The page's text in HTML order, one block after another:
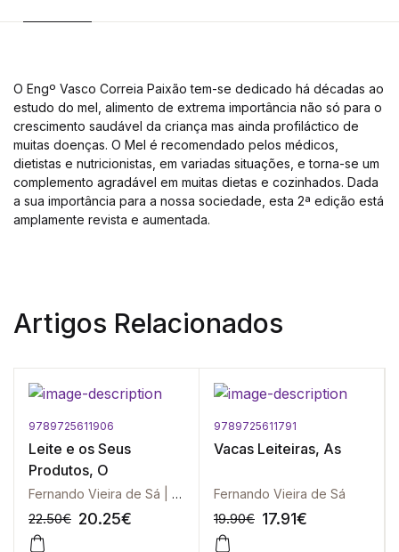
O Engº Vasco Correia Paixão tem-se dedicado há décadas ao
estudo do mel, alimento de extrema importância não só para o
crescimento saudável da criança mas ainda profiláctico de
muitas doenças. O Mel é recomendado pelos médicos,
dietistas e nutricionistas, em variadas situações, e torna-se um
complemento agradável em muitas dietas e cozinhados. Dada
a sua importância para a nossa sociedade, esta 2ª edição está
amplamente revista e aumentada.
Artigos Relacionados
9789725611906
Leite e os Seus
Produtos, O
Fernando Vieira de Sá | Manuela Barbosa
22.50€ 20.25€
9789725611791
Vacas Leiteiras, As
Fernando Vieira de Sá
19.90€ 17.91€